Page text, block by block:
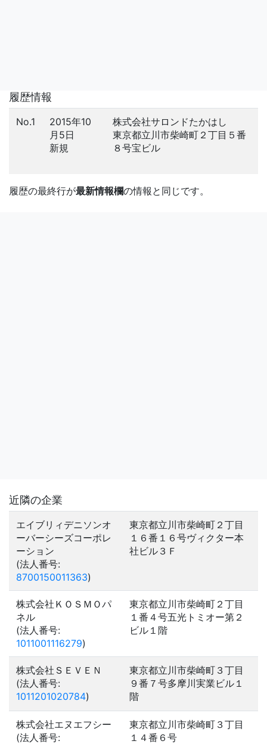
履歴情報
No.1
2015年10
月5日
新規
株式会社サロンドたかはし
東京都立川市柴崎町２丁目５番
８号宝ビル
履歴の最終行が最新情報欄の情報と同じです。
近隣の企業
エイブリィデニソンオ
ーバーシーズコーポレ
ーション
(法人番号:
8700150011363)
東京都立川市柴崎町２丁目
１６番１６号ヴィクター本
社ビル３Ｆ
株式会社ＫＯＳＭＯパ
ネル
(法人番号:
1011001116279)
東京都立川市柴崎町２丁目
１番４号五光トミオー第２
ビル１階
株式会社ＳＥＶＥＮ
(法人番号:
1011201020784)
東京都立川市柴崎町３丁目
９番７号多摩川実業ビル１
階
株式会社エヌエフシー
(法人番号:
東京都立川市柴崎町３丁目
１４番６号